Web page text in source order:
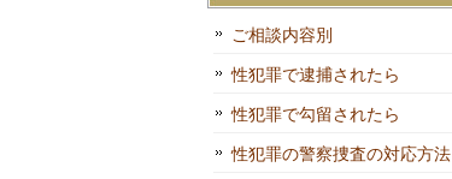
ご相談内容別
性犯罪で逮捕されたら
性犯罪で勾留されたら
性犯罪の警察捜査の対応方法